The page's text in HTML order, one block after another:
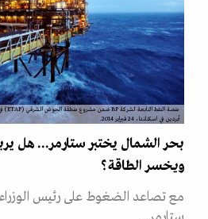
أبردين في اسكتلندا، 24 فبراير 2014.
بحر الشمال يختبر ستارمر... هل
ويخسر الطاقة؟
مع تصاعد الضغوط على رئيس الوزراء